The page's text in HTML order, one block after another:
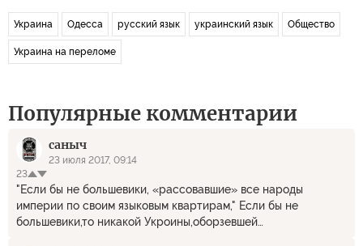
Украина Одесса русский язык украинский язык Общество
Украина на переломе
Популярные комментарии
саныч
23 июля 2017, 09:14
23
"Если бы не большевики, «рассовавшие» все народы
империи по своим языковым квартирам," Если бы не
большевики,то никакой Укроины,оборзевшей